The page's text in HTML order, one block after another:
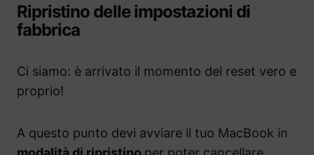
Ripristino delle impostazioni di
fabbrica
Ci siamo: è arrivato il momento del reset vero e
proprio!
A questo punto devi avviare il tuo MacBook in